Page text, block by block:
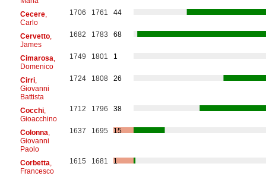
Cecere,
Carlo
1706 1761 44
Cervetto,
James
1682 1783 68
Cimarosa
Domenico
1749 1801 1
Cirri,
Giovanni
Battista
1724 1808 26
Cocchi,
Gioacchino
1712 1796 38
Colonna
Giovanni
Paolo
1637 1695 15
Corbetta
Francesco
1615 1681 1